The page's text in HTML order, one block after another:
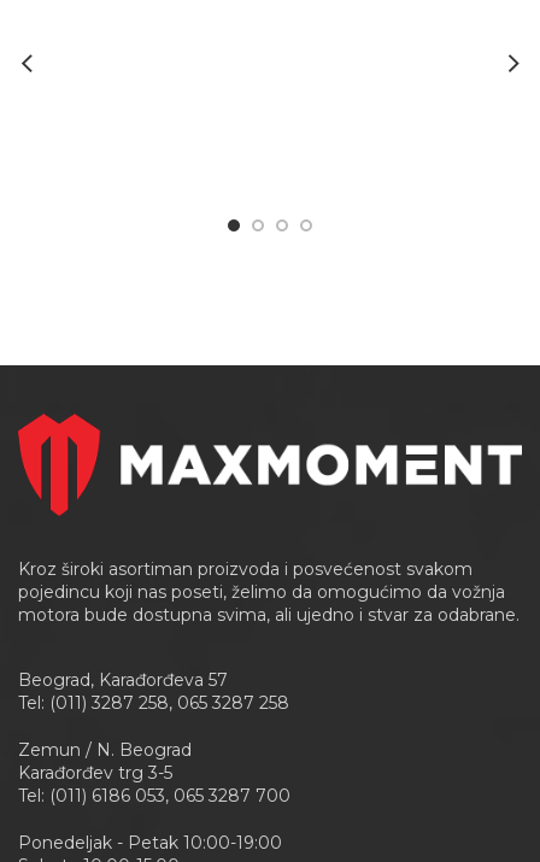
Kroz široki asortiman proizvoda i posvećenost svakom
pojedincu koji nas poseti, želimo da omogućimo da vožnja
motora bude dostupna svima, ali ujedno i stvar za odabrane.
Beograd, Karađorđeva 57
Tel: (011) 3287 258, 065 3287 258
Zemun / N. Beograd
Karađorđev trg 3-5
Tel: (011) 6186 053, 065 3287 700
Ponedeljak - Petak 10:00-19:00